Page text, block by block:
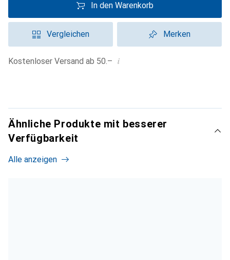
In den Warenkorb
Vergleichen Merken
Kostenloser Versand ab 50.– i
Ähnliche Produkte mit besserer
Verfügbarkeit
Alle anzeigen